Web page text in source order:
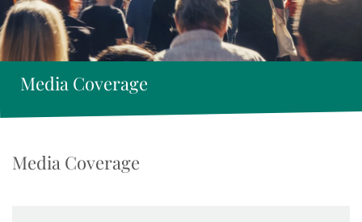
Media Coverage
Media Coverage